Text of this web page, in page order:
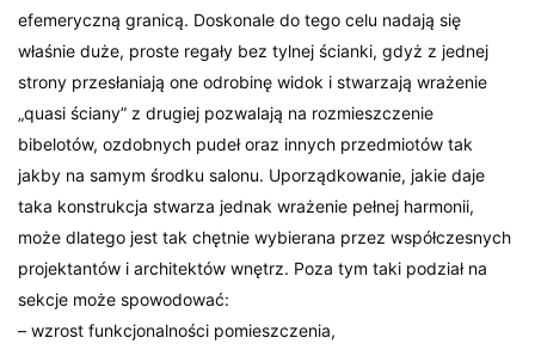
efemeryczną granicą. Doskonale do tego celu nadają się
właśnie duże, proste regały bez tylnej ścianki, gdyż z jednej
strony przesłaniają one odrobinę widok i stwarzają wrażenie
„quasi ściany” z drugiej pozwalają na rozmieszczenie
bibelotów, ozdobnych pudeł oraz innych przedmiotów tak
jakby na samym środku salonu. Uporządkowanie, jakie daje
taka konstrukcja stwarza jednak wrażenie pełnej harmonii,
może dlatego jest tak chętnie wybierana przez współczesnych
projektantów i architektów wnętrz. Poza tym taki podział na
sekcje może spowodować:
– wzrost funkcjonalności pomieszczenia,